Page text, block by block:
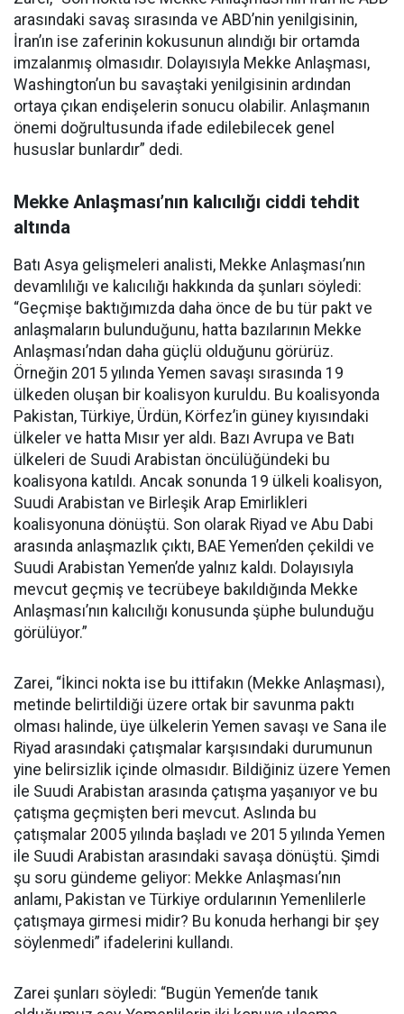
arasındaki savaş sırasında ve ABD’nin yenilgisinin,
İran’ın ise zaferinin kokusunun alındığı bir ortamda
imzalanmış olmasıdır. Dolayısıyla Mekke Anlaşması,
Washington’un bu savaştaki yenilgisinin ardından
ortaya çıkan endişelerin sonucu olabilir. Anlaşmanın
önemi doğrultusunda ifade edilebilecek genel
hususlar bunlardır” dedi.
Mekke Anlaşması’nın kalıcılığı ciddi tehdit
altında
Batı Asya gelişmeleri analisti, Mekke Anlaşması’nın
devamlılığı ve kalıcılığı hakkında da şunları söyledi:
“Geçmişe baktığımızda daha önce de bu tür pakt ve
anlaşmaların bulunduğunu, hatta bazılarının Mekke
Anlaşması’ndan daha güçlü olduğunu görürüz.
Örneğin 2015 yılında Yemen savaşı sırasında 19
ülkeden oluşan bir koalisyon kuruldu. Bu koalisyonda
Pakistan, Türkiye, Ürdün, Körfez’in güney kıyısındaki
ülkeler ve hatta Mısır yer aldı. Bazı Avrupa ve Batı
ülkeleri de Suudi Arabistan öncülüğündeki bu
koalisyona katıldı. Ancak sonunda 19 ülkeli koalisyon,
Suudi Arabistan ve Birleşik Arap Emirlikleri
koalisyonuna dönüştü. Son olarak Riyad ve Abu Dabi
arasında anlaşmazlık çıktı, BAE Yemen’den çekildi ve
Suudi Arabistan Yemen’de yalnız kaldı. Dolayısıyla
mevcut geçmiş ve tecrübeye bakıldığında Mekke
Anlaşması’nın kalıcılığı konusunda şüphe bulunduğu
görülüyor.”
Zarei, “İkinci nokta ise bu ittifakın (Mekke Anlaşması),
metinde belirtildiği üzere ortak bir savunma paktı
olması halinde, üye ülkelerin Yemen savaşı ve Sana ile
Riyad arasındaki çatışmalar karşısındaki durumunun
yine belirsizlik içinde olmasıdır. Bildiğiniz üzere Yemen
ile Suudi Arabistan arasında çatışma yaşanıyor ve bu
çatışma geçmişten beri mevcut. Aslında bu
çatışmalar 2005 yılında başladı ve 2015 yılında Yemen
ile Suudi Arabistan arasındaki savaşa dönüştü. Şimdi
şu soru gündeme geliyor: Mekke Anlaşması’nın
anlamı, Pakistan ve Türkiye ordularının Yemenlilerle
çatışmaya girmesi midir? Bu konuda herhangi bir şey
söylenmedi” ifadelerini kullandı.
Zarei şunları söyledi: “Bugün Yemen’de tanık